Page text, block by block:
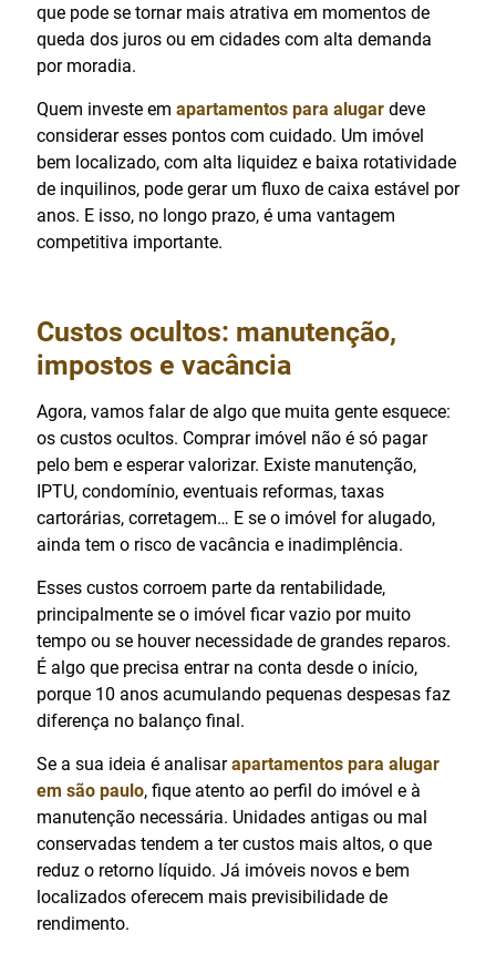
que pode se tornar mais atrativa em momentos de
queda dos juros ou em cidades com alta demanda
por moradia.
Quem investe em apartamentos para alugar deve
considerar esses pontos com cuidado. Um imóvel
bem localizado, com alta liquidez e baixa rotatividade
de inquilinos, pode gerar um fluxo de caixa estável por
anos. E isso, no longo prazo, é uma vantagem
competitiva importante.
Custos ocultos: manutenção,
impostos e vacância
Agora, vamos falar de algo que muita gente esquece:
os custos ocultos. Comprar imóvel não é só pagar
pelo bem e esperar valorizar. Existe manutenção,
IPTU, condomínio, eventuais reformas, taxas
cartorárias, corretagem… E se o imóvel for alugado,
ainda tem o risco de vacância e inadimplência.
Esses custos corroem parte da rentabilidade,
principalmente se o imóvel ficar vazio por muito
tempo ou se houver necessidade de grandes reparos.
É algo que precisa entrar na conta desde o início,
porque 10 anos acumulando pequenas despesas faz
diferença no balanço final.
Se a sua ideia é analisarapartamentos para alugar
em são paulo, fique atento ao perfil do imóvel e à
manutenção necessária. Unidades antigas ou mal
conservadas tendem a ter custos mais altos, o que
reduz o retorno líquido. Já imóveis novos e bem
localizados oferecem mais previsibilidade de
rendimento.